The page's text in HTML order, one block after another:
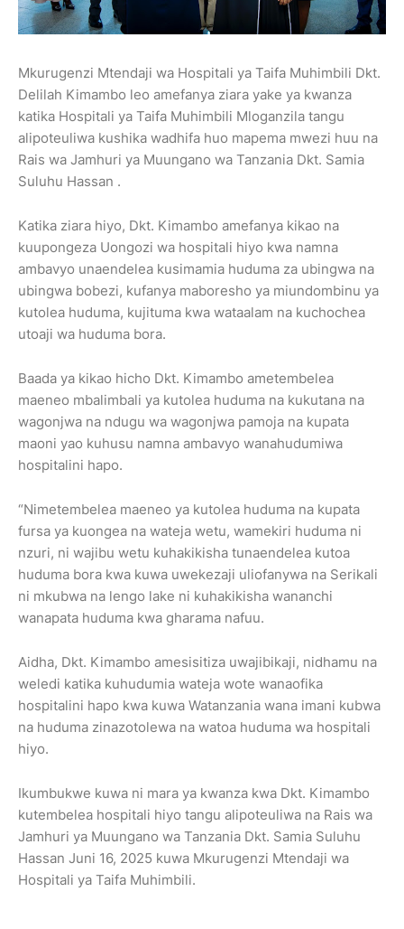
Mkurugenzi Mtendaji wa Hospitali ya Taifa Muhimbili Dkt.
Delilah Kimambo leo amefanya ziara yake ya kwanza
katika Hospitali ya Taifa Muhimbili Mloganzila tangu
alipoteuliwa kushika wadhifa huo mapema mwezi huu na
Rais wa Jamhuri ya Muungano wa Tanzania Dkt. Samia
Suluhu Hassan .
Katika ziara hiyo, Dkt. Kimambo amefanya kikao na
kuupongeza Uongozi wa hospitali hiyo kwa namna
ambavyo unaendelea kusimamia huduma za ubingwa na
ubingwa bobezi, kufanya maboresho ya miundombinu ya
kutolea huduma, kujituma kwa wataalam na kuchochea
utoaji wa huduma bora.
Baada ya kikao hicho Dkt. Kimambo ametembelea
maeneo mbalimbali ya kutolea huduma na kukutana na
wagonjwa na ndugu wa wagonjwa pamoja na kupata
maoni yao kuhusu namna ambavyo wanahudumiwa
hospitalini hapo.
“Nimetembelea maeneo ya kutolea huduma na kupata
fursa ya kuongea na wateja wetu, wamekiri huduma ni
nzuri, ni wajibu wetu kuhakikisha tunaendelea kutoa
huduma bora kwa kuwa uwekezaji uliofanywa na Serikali
ni mkubwa na lengo lake ni kuhakikisha wananchi
wanapata huduma kwa gharama nafuu.
Aidha, Dkt. Kimambo amesisitiza uwajibikaji, nidhamu na
weledi katika kuhudumia wateja wote wanaofika
hospitalini hapo kwa kuwa Watanzania wana imani kubwa
na huduma zinazotolewa na watoa huduma wa hospitali
hiyo.
Ikumbukwe kuwa ni mara ya kwanza kwa Dkt. Kimambo
kutembelea hospitali hiyo tangu alipoteuliwa na Rais wa
Jamhuri ya Muungano wa Tanzania Dkt. Samia Suluhu
Hassan Juni 16, 2025 kuwa Mkurugenzi Mtendaji wa
Hospitali ya Taifa Muhimbili.